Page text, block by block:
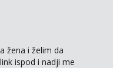
žena i želim da
ispod i nadji me